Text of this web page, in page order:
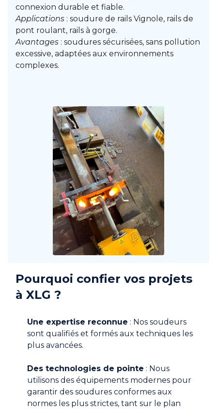
connexion durable et fiable.
Applications : soudure de rails Vignole, rails de
pont roulant, rails à gorge.
Avantages : soudures sécurisées, sans pollution
excessive, adaptées aux environnements
complexes.
Pourquoi confier vos projets
à XLG ?
Une expertise reconnue : Nos soudeurs
sont qualifiés et formés aux techniques les
plus avancées.
Des technologies de pointe : Nous
utilisons des équipements modernes pour
garantir des soudures conformes aux
normes les plus strictes, tant sur le plan